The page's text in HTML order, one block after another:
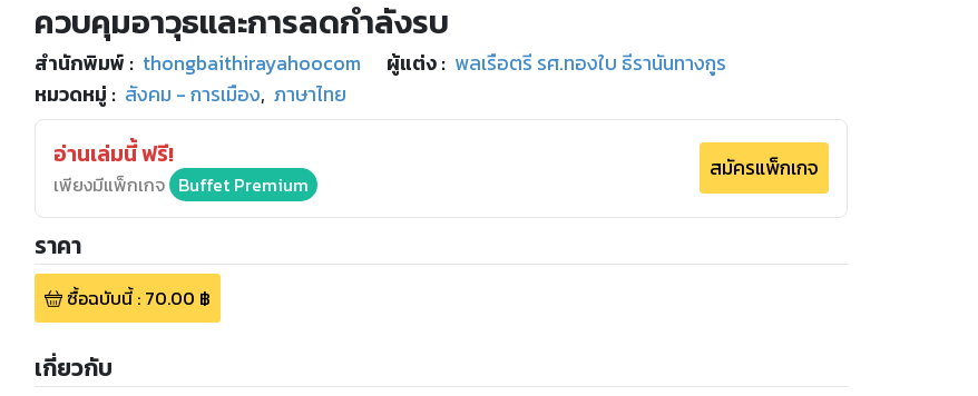
ควบคุมอาวุธและการลดกำลังรบ
สำนักพิมพ์ : thongbaithirayahoocom ผู้แต่ง : พลเรือตรี รศ.ทองใบ ธีรานันทางกูร
หมวดหมู่ : สังคม - การเมือง, ภาษาไทย
อ่านเล่มนี้ ฟรี!
เพียงมีแพ็กเกจ Buffet Premium
สมัครแพ็กเกจ
ราคา
ซื้อฉบับนี้: 70.00 ฿
เกี่ยวกับ